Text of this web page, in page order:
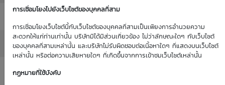
การเชื่อมโยงไปยังเว็บไซต์ของบุคคลที่สาม
การเชื่อมโยงเว็บไซต์นี้กับเว็บไซต์ของบุคคลที่สามเป็นเพียงการอำนวยความ
สะดวกให้แก่ท่านเท่านั้น บริษัทมิได้มีส่วนเกี่ยวข้อง ไม่ว่าลักษณะใดๆ กับเว็บไซต์
ของบุคคลที่สามเหล่านั้น และบริษัทไม่รับผิดชอบต่อเนื้อหาใดๆ ที่แสดงบนเว็บไซต์
เหล่านั้น หรือต่อความเสียหายใดๆ ที่เกิดขึ้นจากการเข้าชมเว็บไซต์เหล่านั้น
กฏหมายที่ใช้บังคับ
Delta
: 0.00%
All in Premium
: 0.00%
Intrinsic Value